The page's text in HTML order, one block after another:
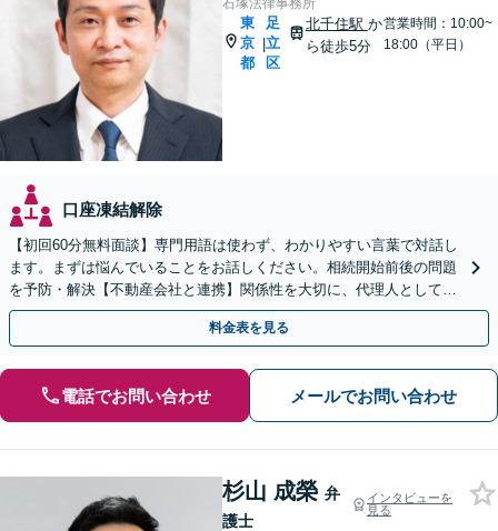
石塚法律事務所
東
京
都
|
足
立
区
北千住駅 か
ら徒歩5分
営業時間：10:00~
18:00（平日）
口座凍結解除
【初回60分無料面談】専門用語は使わず、わかりやすい言葉で対話し
ます。まずは悩んでいることをお話しください。相続開始前後の問題
を予防・解決【不動産会社と連携】関係性を大切に、代理人としてあ
なたの利益を守ります【カード利用可】【北千住駅5分】
料金表を見る
電話でお問い合わせ メールでお問い合わせ
杉山 成榮 弁
護士
インタビューを
見る